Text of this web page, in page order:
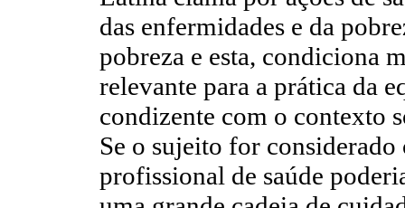
das enfermidades e da
pobreza e esta, condiciona
relevante para a prática da
condizente com o contexto
Se o sujeito for
profissional de saúde